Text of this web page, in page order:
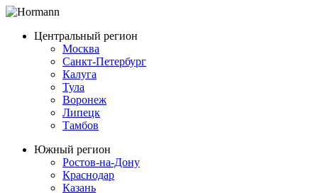
Центральный регион
Москва
Санкт-Петербург
Калуга
Тула
Воронеж
Липецк
Тамбов
Южный регион
Ростов-на-Дону
Краснодар
Казань